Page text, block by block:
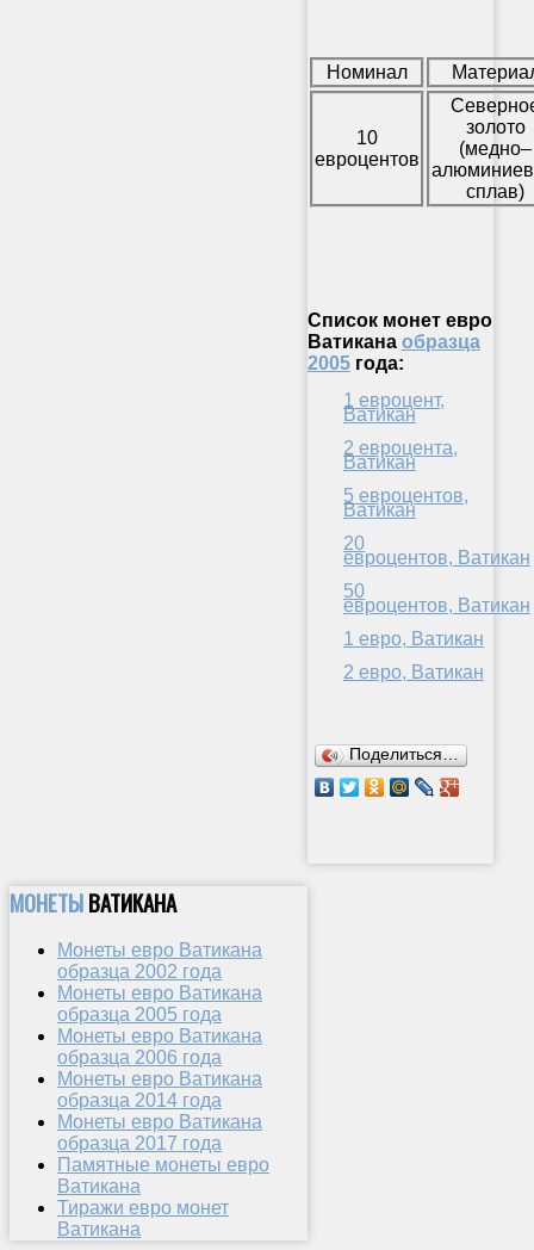
Номинал
10
евроцентов
золото
(медно–
сплав)
Список монет евро
Ватикана образца
2005 года:
1 евроцент,
Ватикан
2 евроцента,
Ватикан
5 евроцентов,
Ватикан
20
евроцентов, Ватикан
50
евроцентов, Ватикан
1 евро, Ватикан
2 евро, Ватикан
Поделиться…
МОНЕТЫВАТИКАНА
Монеты евро Ватикана
образца 2002 года
Монеты евро Ватикана
образца 2005 года
Монеты евро Ватикана
образца 2006 года
Монеты евро Ватикана
образца 2014 года
Монеты евро Ватикана
образца 2017 года
Памятные монеты евро
Ватикана
Тиражи евро монет
Ватикана